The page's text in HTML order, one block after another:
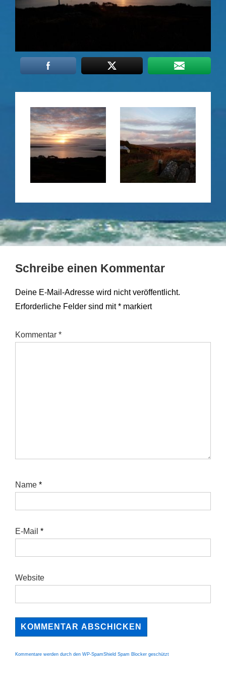
Schreibe einen Kommentar
Deine E-Mail-Adresse wird nicht veröffentlicht.
Erforderliche Felder sind mit* markiert
Kommentar *
Name *
E-Mail *
Website
Kommentare werden durch den WP-SpamShield Spam Blocker geschützt